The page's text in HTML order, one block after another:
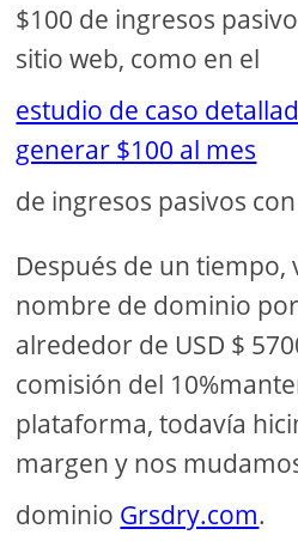
$100 de ingresos
sitio web, como en el
estudio de caso
generar $100 al mes
de ingresos pasivos
Después de un tiempo,
nombre de dominio por
alrededor de USD $
comisión del
plataforma, todavía
margen y nos
dominio Grsdry.com.